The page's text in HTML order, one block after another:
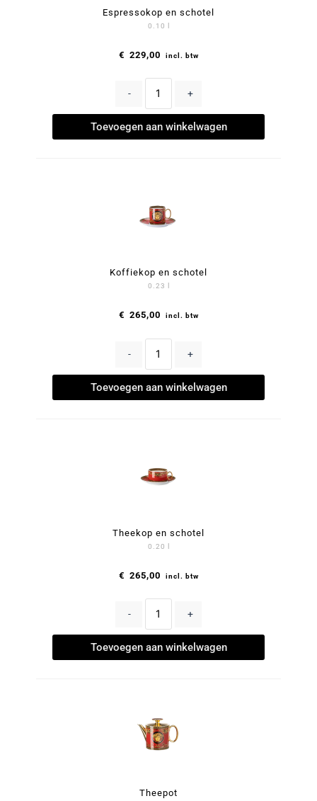
Espressokop en schotel
0.10 l
€ 229,00 incl. btw
- +
Toevoegen aan winkelwagen
Koffiekop en schotel
0.23 l
€ 265,00 incl. btw
- +
Toevoegen aan winkelwagen
Theekop en schotel
0.20 l
€ 265,00 incl. btw
- +
Toevoegen aan winkelwagen
Theepot